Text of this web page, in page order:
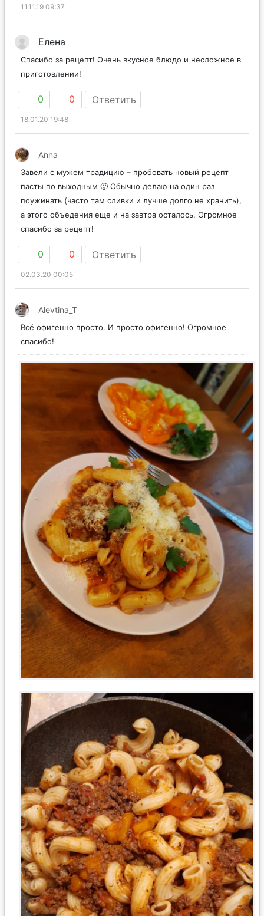
11.11.19 09:37
Елена
Спасибо за рецепт! Очень вкусное блюдо и несложное в
приготовлении!
0 0 Ответить
18.01.20 19:48
Anna
Завели с мужем традицию – пробовать новый рецепт
пасты по выходным 🙂 Обычно делаю на один раз
поужинать (часто там сливки и лучше долго не хранить),
а этого объедения еще и на завтра осталось. Огромное
спасибо за рецепт!
0 0 Ответить
02.03.20 00:05
Alevtina_T
Всё офигенно просто. И просто офигенно! Огромное
спасибо!